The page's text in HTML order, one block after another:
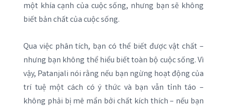
một khía cạnh của cuộc sống, nhưng bạn sẽ không
biết bản chất của cuộc sống.
Qua việc phân tích, bạn có thể biết được vật chất –
nhưng bạn không thể hiểu biết toàn bộ cuộc sống. Vì
vậy, Patanjali nói rằng nếu bạn ngừng hoạt động của
trí tuệ một cách có ý thức và bạn vẫn tỉnh táo –
không phải bị mê mẩn bởi chất kích thích – nếu bạn